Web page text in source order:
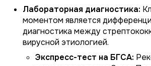
Лабораторная диагностика:
моментом является
диагностика между
вирусной этиологией.
Экспресс-тест на БГСА: